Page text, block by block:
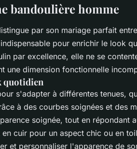
bandoulière homme
par son mariage parfait entre
pour enrichir le look
par excellence, elle ne se
une dimension fonctionnelle
quotidien
s'adapter à différentes tenues,
à des courbes soignées et des
soignée, tout en répondant
cuir pour un aspect chic ou en
et personnaliser l'apparence de